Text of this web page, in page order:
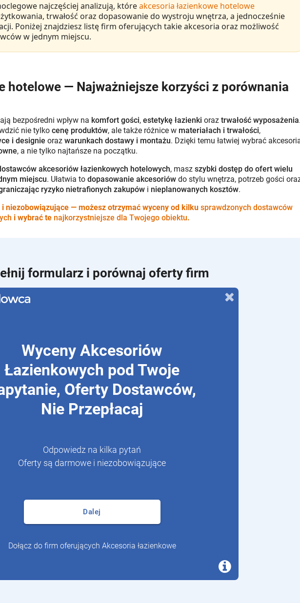
najczęściej analizują, któreakcesoria łazienkowe hotelowe
, trwałość oraz dopasowanie do wystroju wnętrza, a jednocześnie
. Poniżej znajdziesz listę firm oferujących takie akcesoria oraz możliwość
w jednym miejscu.
hotelowe — Najważniejsze korzyści z porównania
bezpośredni wpływ na komfort gości, estetykę łazienki oraz trwałość wyposażenia.
nie tylko cenę produktów, ale także różnice w materiałach i trwałości,
i designie oraz warunkach dostawy i montażu. Dzięki temu łatwiej wybrać
, a nie tylko najtańsze na początku.
akcesoriów łazienkowych hotelowych, masz szybki dostęp do ofert wielu
miejscu. Ułatwia to dopasowanie akcesoriów do stylu wnętrza, potrzeb gości
ryzyko nietrafionych zakupów i nieplanowanych kosztów.
i niezobowiązujące — możesz otrzymać wyceny od kilku sprawdzonych dostawców
i wybrać te najkorzystniejsze dla Twojego obiektu.
formularz i porównaj oferty firm
Wyceny Akcesoriów
Łazienkowych pod Twoje
Oferty Dostawców,
Nie Przepłacaj
Odpowiedz na kilka pytań
Oferty są darmowe i niezobowiązujące
Dalej
Dołącz do firm oferujących Akcesoria łazienkowe